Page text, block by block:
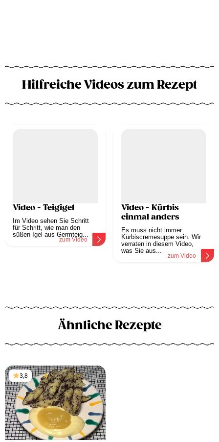
Hilfreiche Videos zum Rezept
Video - Teigigel
Im Video sehen Sie Schritt
für Schritt, wie man den
süßen Igel aus Germteig...
zum Video
Video - Kürbis
einmal anders
Es muss nicht immer
Kürbiscremesuppe sein. Wir
verraten in diesem Video,
was Sie aus...
zum Video
Ähnliche Rezepte
3,8